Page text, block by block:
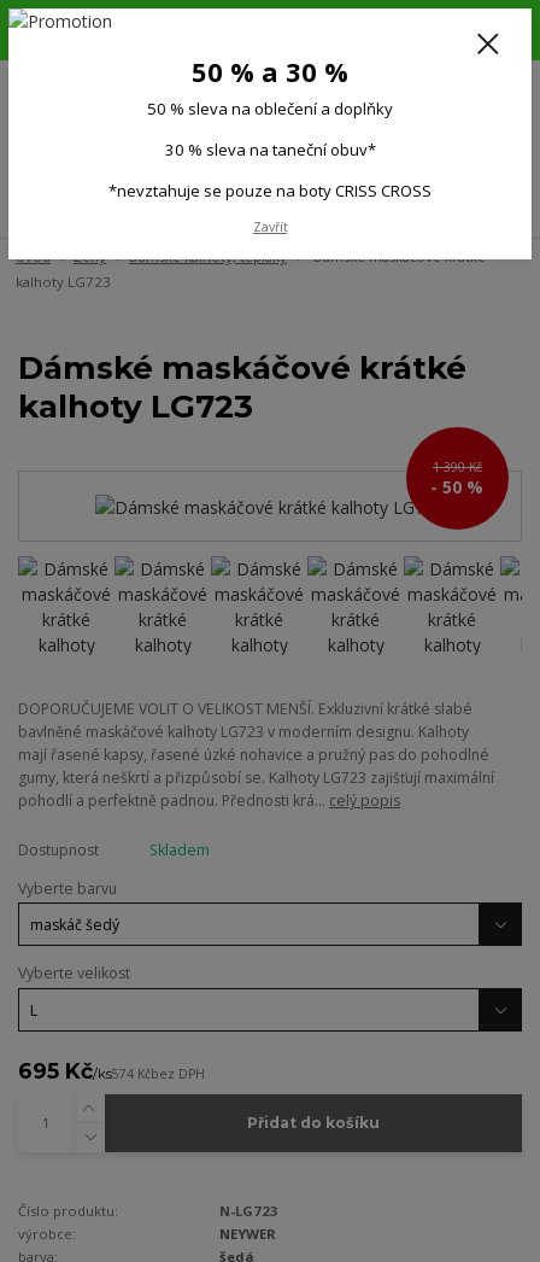
6.-16.8.26. DOVOLENÁ !!! 50 % SLEVA na všechno oblečení a doplňky !!!
(Po-Pá 9:00-15.00)
Úvod Ženy Dámské kalhoty, tepláky
Dámské maskáčové krátké
kalhoty LG723
Dámské maskáčové krátké
kalhoty LG723
1 390 Kč
- 50 %
DOPORUČUJEME VOLIT O VELIKOST MENŠÍ. Exkluzivní krátké slabé
bavlněné maskáčové kalhoty LG723 v moderním designu. Kalhoty
mají řasené kapsy, řasené úzké nohavice a pružný pas do pohodlné
gumy, která neškrtí a přizpůsobí se. Kalhoty LG723 zajišťují maximální
pohodlí a perfektně padnou. Přednosti krá... celý popis
Dostupnost
Skladem
Vyberte barvu
Vyberte velikost
695 Kč/ks574 Kčbez DPH
Přidat do košíku
Číslo produktu:
N-LG723
výrobce:
NEYWER
barva:
šedá
50 % a 30 %
50 % sleva na oblečení a doplňky
30 % sleva na taneční obuv*
*nevztahuje se pouze na boty CRISS CROSS
Zavřít